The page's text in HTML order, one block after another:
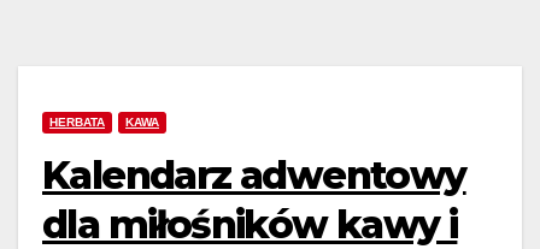
HERBATA KAWA
Kalendarz adwentowy
dla miłośników kawy i